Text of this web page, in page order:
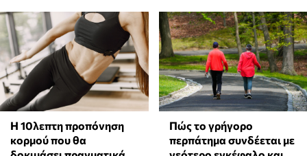
Η 10λεπτη προπόνηση
κορμού που θα
Πώς το γρήγορο
περπάτημα συνδέεται με